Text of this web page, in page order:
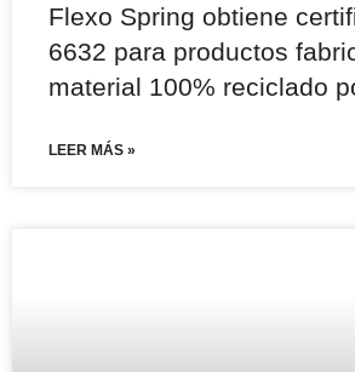
Flexo Spring obtiene
6632 para productos
material 100% reciclado
LEER MÁS »